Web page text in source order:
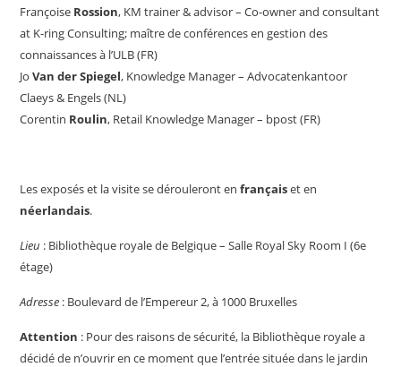
Françoise Rossion, KM trainer & advisor – Co-owner and consultant
at K-ring Consulting; maître de conférences en gestion des
connaissances à l’ULB (FR)
JoVan der Spiegel, Knowledge Manager – Advocatenkantoor
Claeys & Engels (NL)
Corentin Roulin, Retail Knowledge Manager – bpost (FR)
Les exposés et la visite se dérouleront enfrançaiset en
néerlandais.
Lieu : Bibliothèque royale de Belgique – Salle Royal Sky Room I (6e
étage)
Adresse : Boulevard de l’Empereur 2, à 1000 Bruxelles
Attention : Pour des raisons de sécurité, la Bibliothèque royale a
décidé de n’ouvrir en ce moment que l’entrée située dans le jardin